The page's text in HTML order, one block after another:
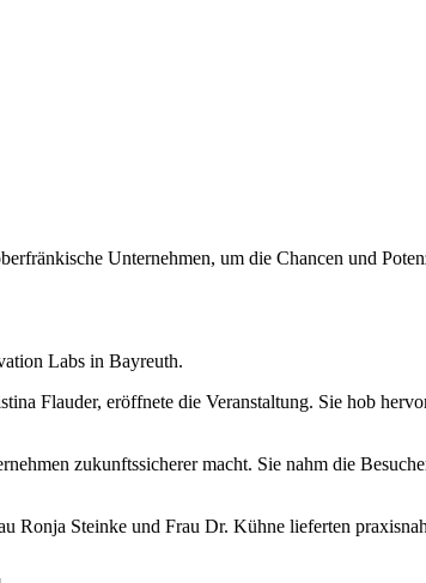
Unternehmen, um die Chancen und
Labs in Bayreuth.
Flauder, eröffnete die Veranstaltung. Sie hob
zukunftssicherer macht. Sie nahm die
Steinke und Frau Dr. Kühne lieferten